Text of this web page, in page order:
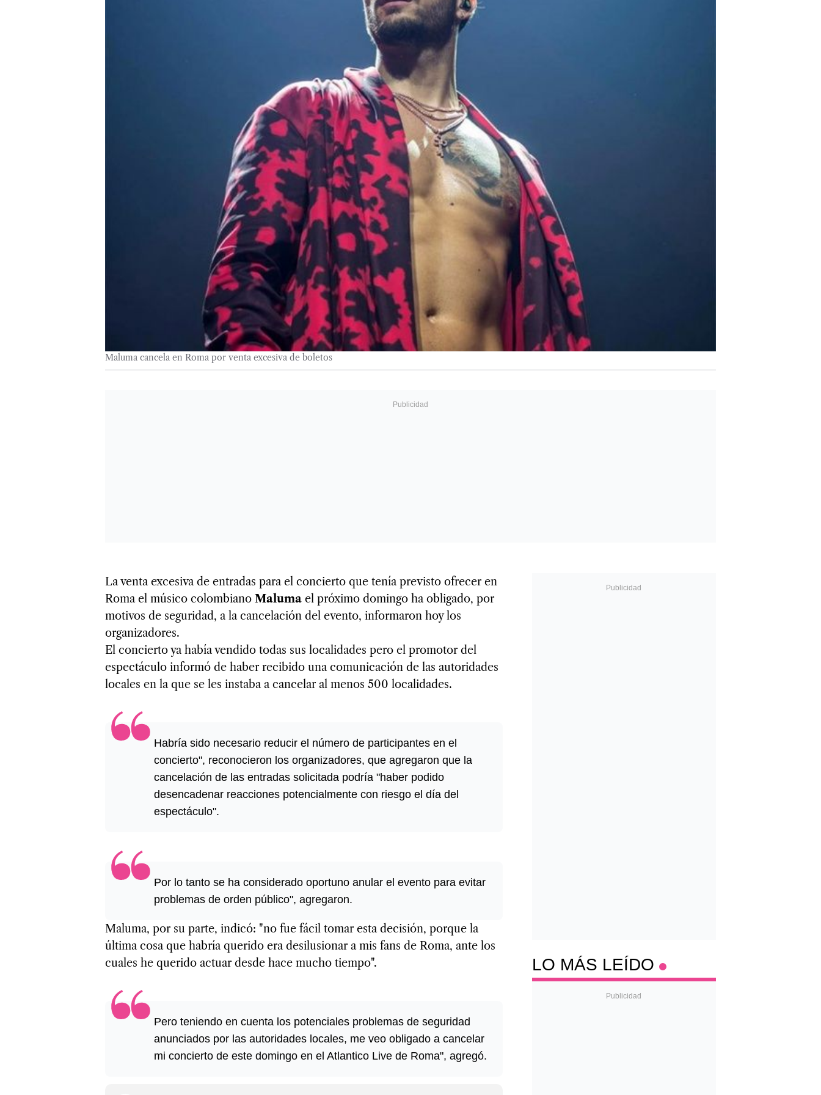
Maluma cancela en Roma por venta excesiva de boletos
La venta excesiva de entradas para el concierto que tenía previsto ofrecer en
Roma el músico colombiano Maluma el próximo domingo ha obligado, por
motivos de seguridad, a la cancelación del evento, informaron hoy los
organizadores.
El concierto ya había vendido todas sus localidades pero el promotor del
espectáculo informó de haber recibido una comunicación de las autoridades
locales en la que se les instaba a cancelar al menos 500 localidades.
Habría sido necesario reducir el número de participantes en el
concierto", reconocieron los organizadores, que agregaron que la
cancelación de las entradas solicitada podría "haber podido
desencadenar reacciones potencialmente con riesgo el día del
espectáculo".
Por lo tanto se ha considerado oportuno anular el evento para evitar
problemas de orden público", agregaron.
Maluma, por su parte, indicó: "no fue fácil tomar esta decisión, porque la
última cosa que habría querido era desilusionar a mis fans de Roma, ante los
cuales he querido actuar desde hace mucho tiempo".
Pero teniendo en cuenta los potenciales problemas de seguridad
anunciados por las autoridades locales, me veo obligado a cancelar
mi concierto de este domingo en el Atlantico Live de Roma", agregó.
LO MÁS LEÍDO